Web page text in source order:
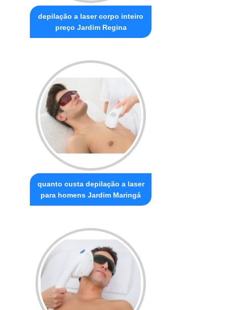
depilação a laser corpo inteiro
preço Jardim Regina
quanto custa depilação a laser
para homens Jardim Maringá